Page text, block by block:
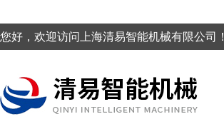
您好，欢迎访问上海清易智能机械有限公司！